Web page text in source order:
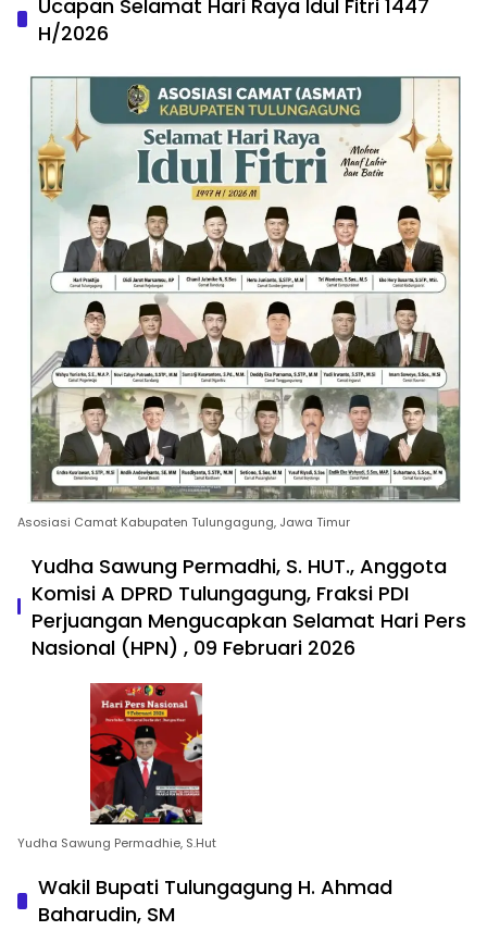
Ucapan Selamat Hari Raya Idul Fitri 1447
H/2026
Asosiasi Camat Kabupaten Tulungagung, Jawa Timur
Yudha Sawung Permadhi, S. HUT., Anggota
Komisi A DPRD Tulungagung, Fraksi PDI
Perjuangan Mengucapkan Selamat Hari Pers
Nasional (HPN) , 09 Februari 2026
Yudha Sawung Permadhie, S.Hut
Wakil Bupati Tulungagung H. Ahmad
Baharudin, SM